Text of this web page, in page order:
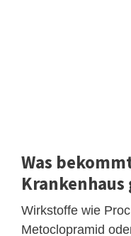
Was
Wirkstoffe wie
Metoclopramid